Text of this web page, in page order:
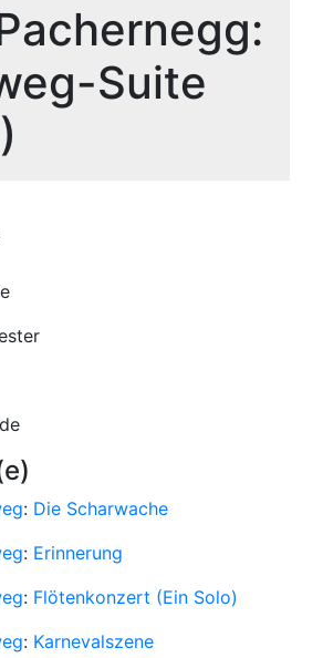
Suite
: Die Scharwache
: Erinnerung
: Flötenkonzert (Ein Solo)
: Karnevalszene